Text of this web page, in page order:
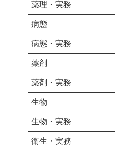
薬理・実務
病態
病態・実務
薬剤
薬剤・実務
生物
生物・実務
衛生・実務